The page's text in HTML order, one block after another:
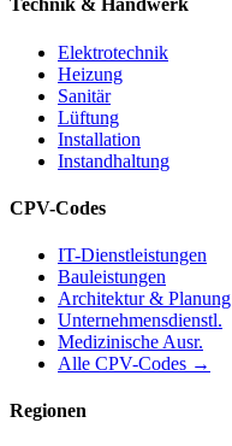
Technik & Handwerk
Elektrotechnik
Heizung
Sanitär
Lüftung
Installation
Instandhaltung
CPV-Codes
IT-Dienstleistungen
Bauleistungen
Architektur & Planung
Unternehmensdienstl.
Medizinische Ausr.
Alle CPV-Codes →
Regionen